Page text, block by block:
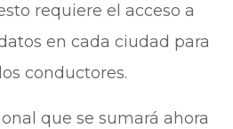
requiere el acceso a
en cada ciudad para
conductores.
que se sumará ahora